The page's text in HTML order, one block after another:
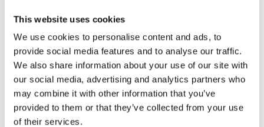
This website uses cookies
We use cookies to personalise content and ads, to
provide social media features and to analyse our traffic.
We also share information about your use of our site with
our social media, advertising and analytics partners who
may combine it with other information that you’ve
provided to them or that they’ve collected from your use
of their services.
表面実装抵抗器のIEC規格改訂に見る最新放熱形態へ
の対応
昨今、プリン
トの筐体に熱